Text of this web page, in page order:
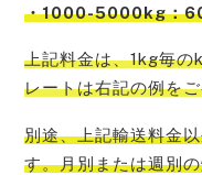
・1000-5000kg：
上記料金は、1kg毎
レートは右記の例を
別途、上記輸送料金
す。月別または週別